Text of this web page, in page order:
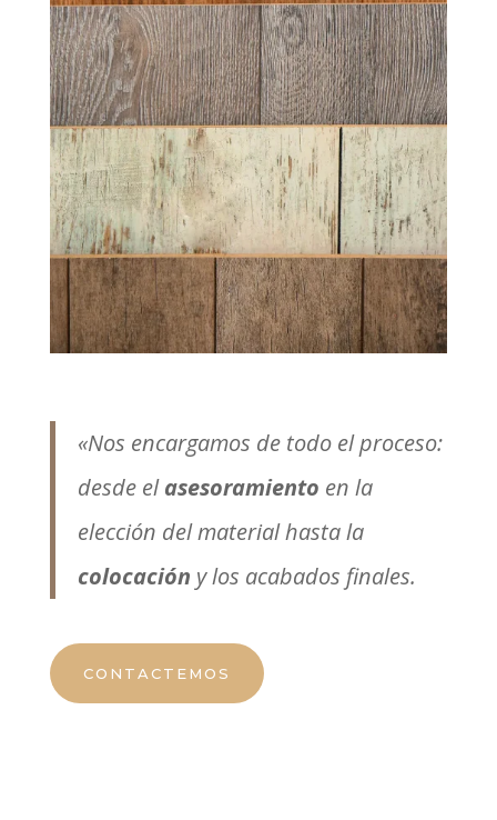
«Nos encargamos de todo el proceso:
desde elasesoramiento en la
elección del material hasta la
colocación y los acabados finales.
CONTACTEMOS